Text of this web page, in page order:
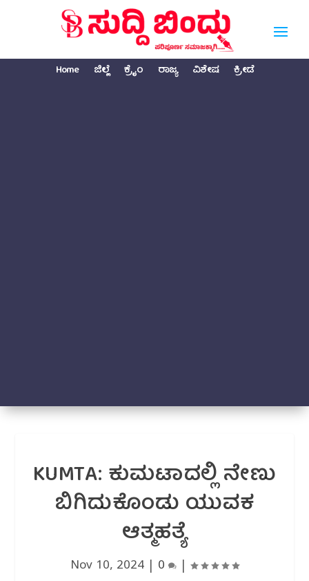
Home ಜಿಲ್ಲೆ ಕ್ರೈಂ ರಾಜ್ಯ ವಿಶೇಷ ಕ್ರೀಡೆ
KUMTA: ಕುಮಟಾದಲ್ಲಿ ನೇಣು
ಬಿಗಿದುಕೊಂಡು ಯುವಕ‌
ಆತ್ಮಹತ್ಯೆ
Nov 10, 2024 0